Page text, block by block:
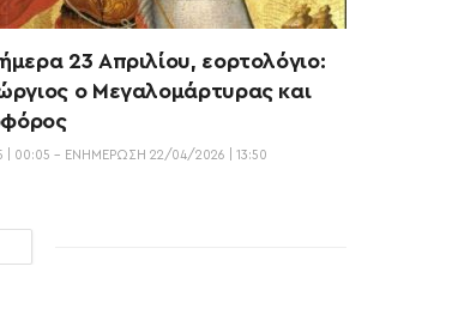
23 Απριλίου, εορτολόγιο:
ο Μεγαλομάρτυρας και
| 00:05 - ΕΝΗΜΈΡΩΣΗ 22/04/2026 | 13:50